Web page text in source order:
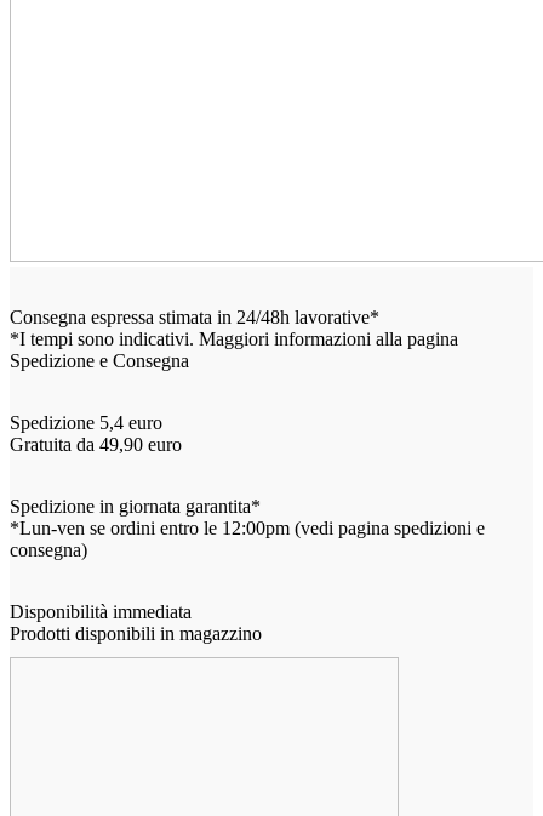
Consegna espressa stimata in 24/48h lavorative*
*I tempi sono indicativi. Maggiori informazioni alla pagina
Spedizione e Consegna
Spedizione 5,4 euro
Gratuita da 49,90 euro
Spedizione in giornata garantita*
*Lun-ven se ordini entro le 12:00pm (vedi pagina spedizioni e
consegna)
Disponibilità immediata
Prodotti disponibili in magazzino